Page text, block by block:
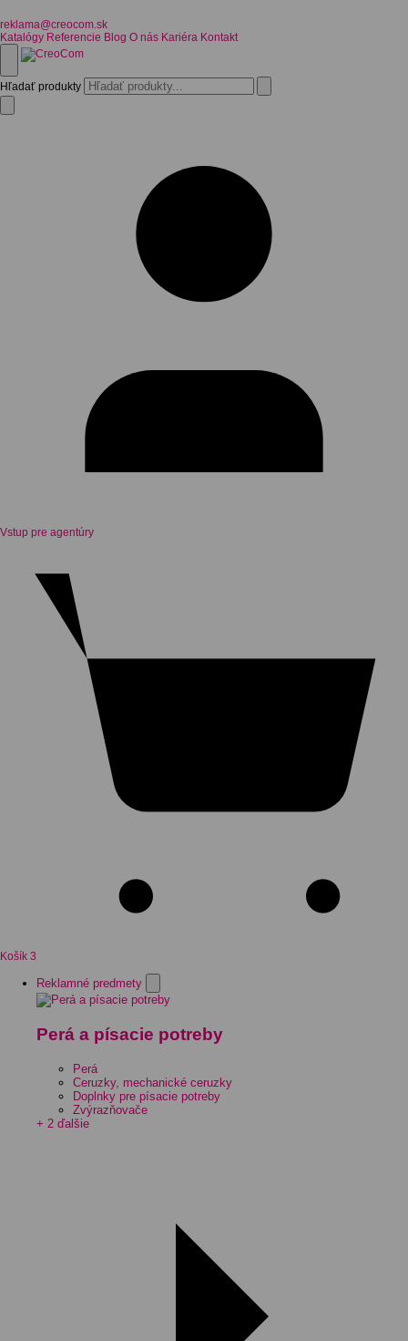
reklama@creocom.sk
Katalógy Referencie Blog O nás Kariéra Kontakt
Hľadať produkty
Vstup pre agentúry
Košík 3
Reklamné predmety
Perá a písacie potreby
Perá
Ceruzky, mechanické ceruzky
Doplnky pre písacie potreby
Zvýrazňovače
+ 2 ďalšie